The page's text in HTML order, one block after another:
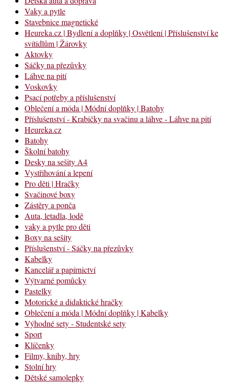
Vaky a pytle
Stavebnice magnetické
Heureka.cz | Bydlení a doplňky | Osvětlení | Příslušenství ke
svítidlům | Žárovky
Aktovky
Sáčky na přezůvky
Láhve na pití
Voskovky
Psací potřeby a příslušenství
Oblečení a móda | Módní doplňky | Batohy
Příslušenství - Krabičky na svačinu a láhve - Láhve na pití
Heureka.cz
Batohy
Školní batohy
Desky na sešity A4
Vystřihování a lepení
Pro děti | Hračky
Svačinové boxy
Zástěry a ponča
Auta, letadla, lodě
vaky a pytle pro děti
Boxy na sešity
Příslušenství - Sáčky na přezůvky
Kabelky
Kancelář a papírnictví
Výtvarné pomůcky
Pastelky
Motorické a didaktické hračky
Oblečení a móda | Módní doplňky | Kabelky
Výhodné sety - Studentské sety
Sport
Klíčenky
Filmy, knihy, hry
Stolní hry
Dětské samolepky